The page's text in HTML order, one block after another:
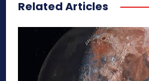
Related Articles